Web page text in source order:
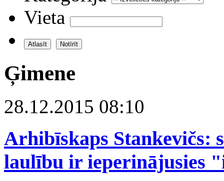
Vieta
Ģimene
28.12.2015 08:10
Arhibīskaps Stankevičs:
laulību ir ieperinājusies